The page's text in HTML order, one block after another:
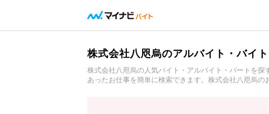
株式会社八咫烏のアルバイト・バイ
株式会社八咫烏の人気バイト・アルバイト・パートを
あったお仕事を簡単に検索できます。株式会社八咫烏の